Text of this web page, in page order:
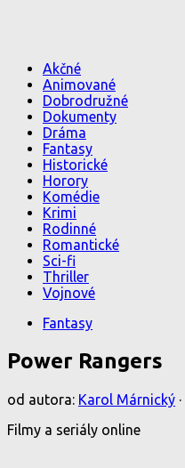
Akčné
Animované
Dobrodružné
Dokumenty
Dráma
Fantasy
Historické
Horory
Komédie
Krimi
Rodinné
Romantické
Sci-fi
Thriller
Vojnové
Fantasy
Power Rangers
od autora: Karol Márnický ·
Filmy a seriály online